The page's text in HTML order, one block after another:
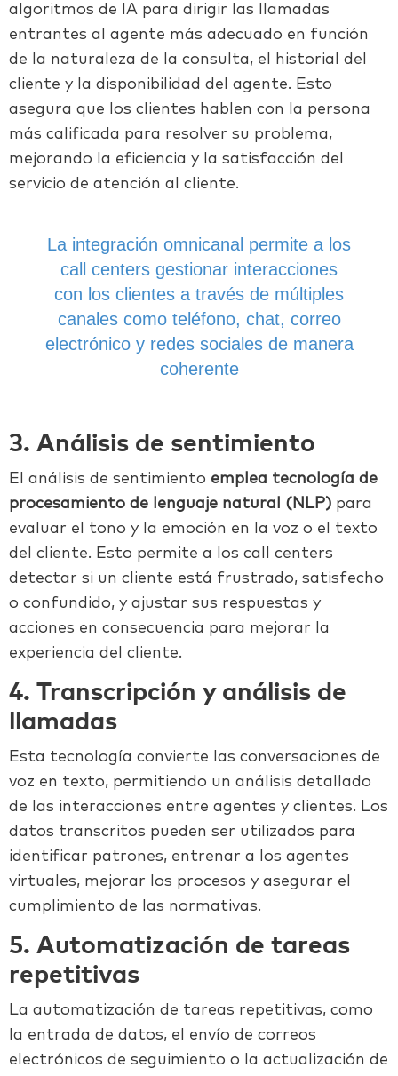
algoritmos de IA para dirigir las llamadas
entrantes al agente más adecuado en función
de la naturaleza de la consulta, el historial del
cliente y la disponibilidad del agente. Esto
asegura que los clientes hablen con la persona
más calificada para resolver su problema,
mejorando la eficiencia y la satisfacción del
servicio de atención al cliente.
La integración omnicanal permite a los
call centers gestionar interacciones
con los clientes a través de múltiples
canales como teléfono, chat, correo
electrónico y redes sociales de manera
coherente
3. Análisis de sentimiento
El análisis de sentimiento emplea tecnología de
procesamiento de lenguaje natural (NLP) para
evaluar el tono y la emoción en la voz o el texto
del cliente. Esto permite a los call centers
detectar si un cliente está frustrado, satisfecho
o confundido, y ajustar sus respuestas y
acciones en consecuencia para mejorar la
experiencia del cliente.
4. Transcripción y análisis de
llamadas
Esta tecnología convierte las conversaciones de
voz en texto, permitiendo un análisis detallado
de las interacciones entre agentes y clientes. Los
datos transcritos pueden ser utilizados para
identificar patrones, entrenar a los agentes
virtuales, mejorar los procesos y asegurar el
cumplimiento de las normativas.
5. Automatización de tareas
repetitivas
La automatización de tareas repetitivas, como
la entrada de datos, el envío de correos
electrónicos de seguimiento o la actualización de